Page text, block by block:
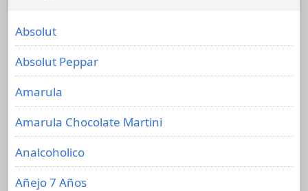
Absolut
Absolut Peppar
Amarula
Amarula Chocolate Martini
Analcoholico
Añejo 7 Años